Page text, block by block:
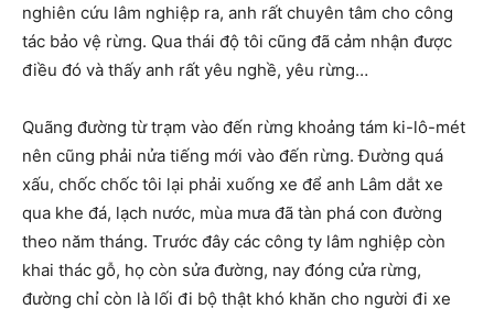
nghiên cứu lâm nghiệp ra, anh rất chuyên tâm cho công
tác bảo vệ rừng. Qua thái độ tôi cũng đã cảm nhận được
điều đó và thấy anh rất yêu nghề, yêu rừng…
Quãng đường từ trạm vào đến rừng khoảng tám ki-lô-mét
nên cũng phải nửa tiếng mới vào đến rừng. Đường quá
xấu, chốc chốc tôi lại phải xuống xe để anh Lâm dắt xe
qua khe đá, lạch nước, mùa mưa đã tàn phá con đường
theo năm tháng. Trước đây các công ty lâm nghiệp còn
khai thác gỗ, họ còn sửa đường, nay đóng cửa rừng,
đường chỉ còn là lối đi bộ thật khó khăn cho người đi xe